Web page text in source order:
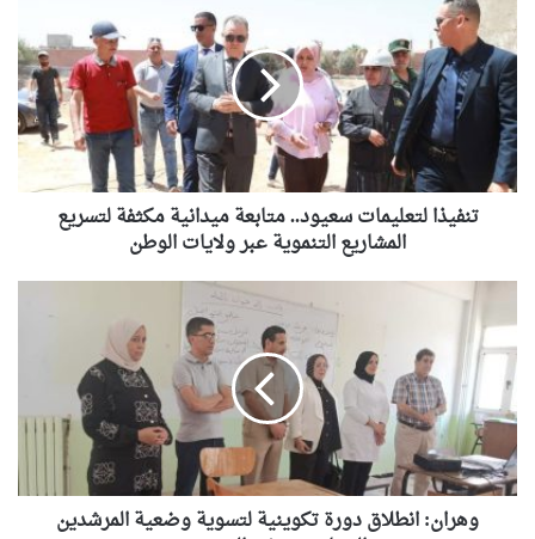
لتعليمات
سعيود..
متابعة
ميدانية
مكثفة
لتسريع
المشاريع
التنموية
تنفيذا لتعليمات سعيود.. متابعة ميدانية مكثفة لتسريع
المشاريع التنموية عبر ولايات الوطن
وهران:
انطلاق
دورة
تكوينية
لتسوية
وضعية
المرشدين
السياحيين
غير
المعتمدينوهران: انطلاق دورة تكوينية لتسوية وضعية المرشدين